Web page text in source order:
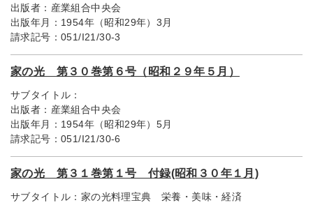
出版者： 産業組合中央会
出版年月： 1954年（昭和29年）3月
請求記号： 051/I21/30-3
家の光 第３０巻第６号（昭和２９年５月）
サブタイトル：
出版者： 産業組合中央会
出版年月： 1954年（昭和29年）5月
請求記号： 051/I21/30-6
家の光 第３１巻第１号 付録(昭和３０年１月)
サブタイトル： 家の光料理宝典 栄養・美味・経済